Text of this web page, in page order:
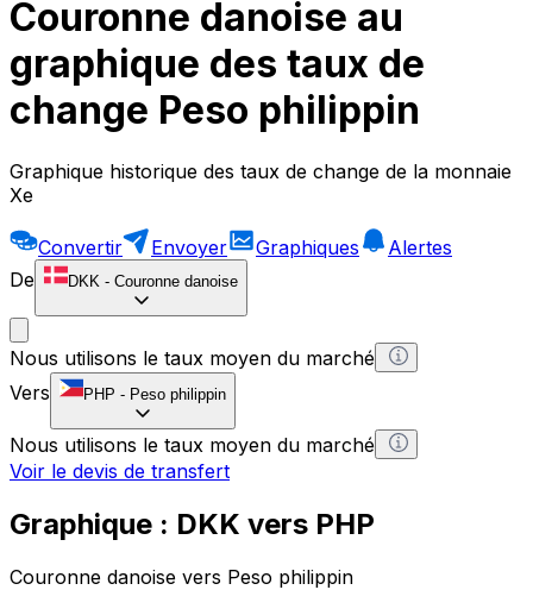
Couronne danoise au
graphique des taux de
change Peso philippin
Graphique historique des taux de change de la monnaie
Xe
Convertir Envoyer Graphiques
Alertes
De
DKK - Couronne danoise
Nous utilisons le taux moyen du marché
Vers
PHP - Peso philippin
Nous utilisons le taux moyen du marché
Voir le devis de transfert
Graphique : DKK vers PHP
Couronne danoise vers Peso philippin